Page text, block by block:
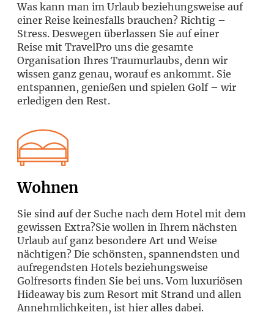
Was kann man im Urlaub beziehungsweise auf
einer Reise keinesfalls brauchen? Richtig –
Stress. Deswegen überlassen Sie auf einer
Reise mit TravelPro uns die gesamte
Organisation Ihres Traumurlaubs, denn wir
wissen ganz genau, worauf es ankommt. Sie
entspannen, genießen und spielen Golf – wir
erledigen den Rest.
Wohnen
Sie sind auf der Suche nach dem Hotel mit dem
gewissen Extra?Sie wollen in Ihrem nächsten
Urlaub auf ganz besondere Art und Weise
nächtigen? Die schönsten, spannendsten und
aufregendsten Hotels beziehungsweise
Golfresorts finden Sie bei uns. Vom luxuriösen
Hideaway bis zum Resort mit Strand und allen
Annehmlichkeiten, ist hier alles dabei.